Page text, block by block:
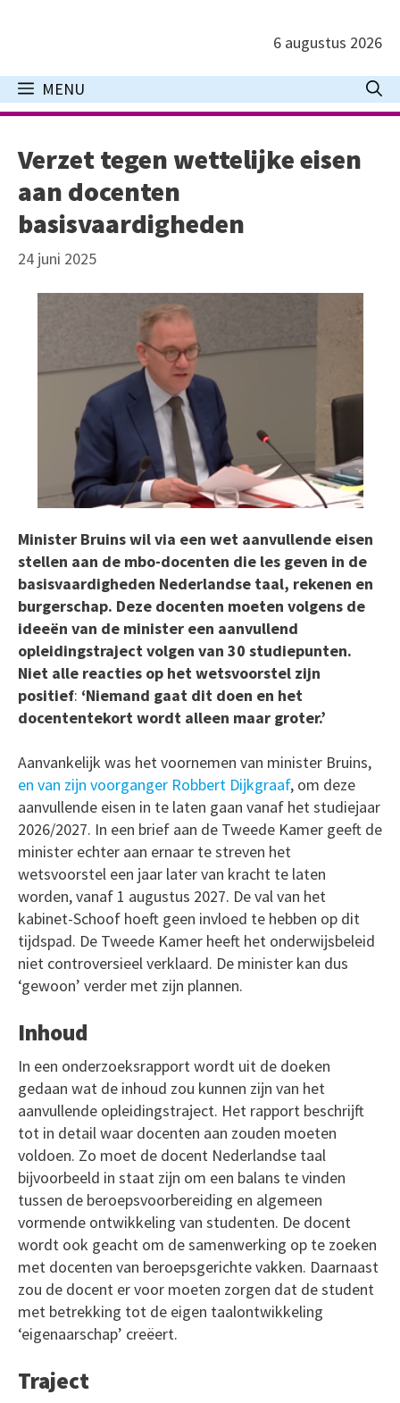
inhoud
6 augustus 2026
MENU
Verzet tegen wettelijke eisen
aan docenten
basisvaardigheden
24 juni 2025
Minister Bruins wil via een wet aanvullende eisen
stellen aan de mbo-docenten die les geven in de
basisvaardigheden Nederlandse taal, rekenen en
burgerschap. Deze docenten moeten volgens de
ideeën van de minister een aanvullend
opleidingstraject volgen van 30 studiepunten.
Niet alle reacties op het wetsvoorstel zijn
positief: ‘Niemand gaat dit doen en het
docententekort wordt alleen maar groter.’
Aanvankelijk was het voornemen van minister Bruins,
en van zijn voorganger Robbert Dijkgraaf, om deze
aanvullende eisen in te laten gaan vanaf het studiejaar
2026/2027. In een brief aan de Tweede Kamer geeft de
minister echter aan ernaar te streven het
wetsvoorstel een jaar later van kracht te laten
worden, vanaf 1 augustus 2027. De val van het
kabinet-Schoof hoeft geen invloed te hebben op dit
tijdspad. De Tweede Kamer heeft het onderwijsbeleid
niet controversieel verklaard. De minister kan dus
‘gewoon’ verder met zijn plannen.
Inhoud
In een onderzoeksrapport wordt uit de doeken
gedaan wat de inhoud zou kunnen zijn van het
aanvullende opleidingstraject. Het rapport beschrijft
tot in detail waar docenten aan zouden moeten
voldoen. Zo moet de docent Nederlandse taal
bijvoorbeeld in staat zijn om een balans te vinden
tussen de beroepsvoorbereiding en algemeen
vormende ontwikkeling van studenten. De docent
wordt ook geacht om de samenwerking op te zoeken
met docenten van beroepsgerichte vakken. Daarnaast
zou de docent er voor moeten zorgen dat de student
met betrekking tot de eigen taalontwikkeling
‘eigenaarschap’ creëert.
Traject